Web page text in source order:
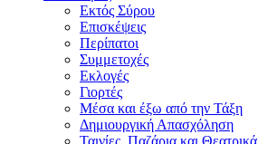
Εκτός Σύρου
Επισκέψεις
Περίπατοι
Συμμετοχές
Εκλογές
Γιορτές
Μέσα και έξω από την Τάξη
Δημιουργική Απασχόληση
Ταινίες, Παζάρια και Θεατρικά